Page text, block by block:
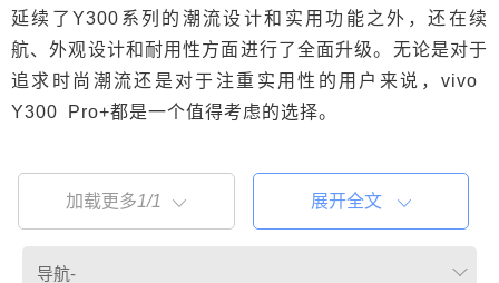
延续了Y300系列的潮流设计和实用功能之外，还在续
航、外观设计和耐用性方面进行了全面升级。无论是对于
追求时尚潮流还是对于注重实用性的用户来说，vivo
Y300 Pro+都是一个值得考虑的选择。
加载更多1/1 展开全文